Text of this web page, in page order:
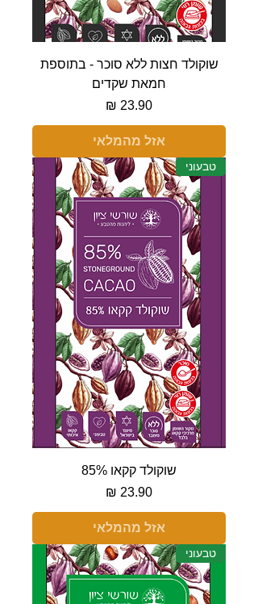
שוקולד חצות ללא סוכר - בתוספת
חמאת שקדים
מחיר
אזל מהמלאי
טבעוני
שוקולד קקאו 85%
מחיר
אזל מהמלאי
טבעוני